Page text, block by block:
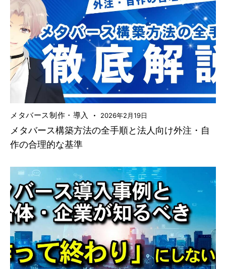
メタバース制作・導入 2026年2月19日
メタバース構築方法の全手順と法人向け外注・自
作の合理的な基準